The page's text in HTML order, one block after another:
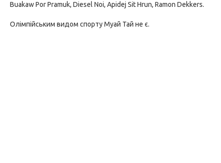
Buakaw Por Pramuk, Diesel Noi, Apidej Sit Hrun, Ramon Dekkers.
Олімпійським видом спорту Муай Тай не є.